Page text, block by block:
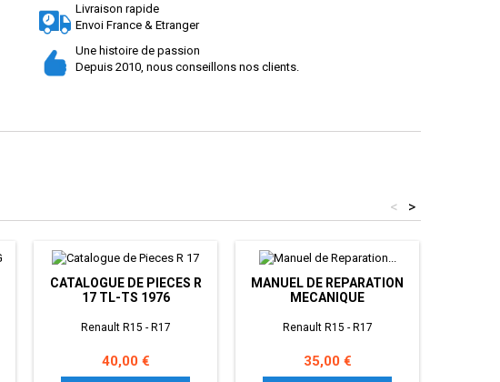
Livraison rapide
Envoi France & Etranger
Une histoire de passion
Depuis 2010, nous conseillons nos clients.
>
<
CATALOGUE DE PIECES R
17 TL-TS 1976
Renault R15 - R17
Prix
40,00 €
MANUEL DE REPARATION
MECANIQUE
Renault R15 - R17
Prix
35,00 €